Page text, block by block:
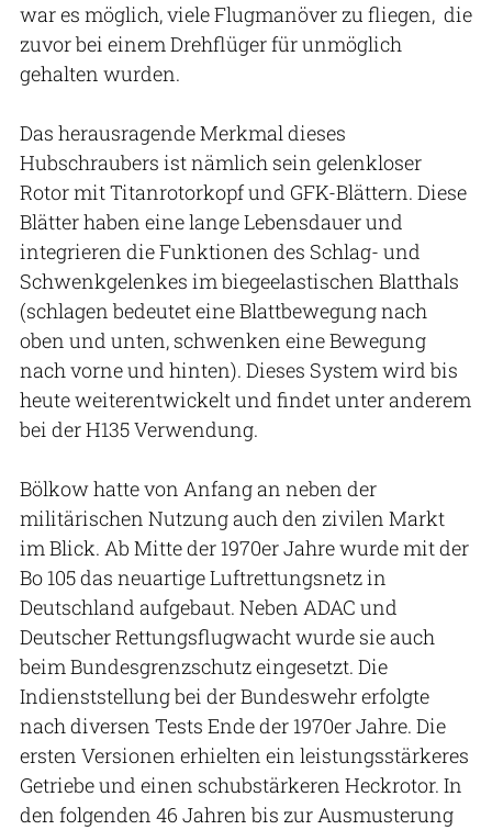
war es möglich, viele Flugmanöver zu fliegen, die
zuvor bei einem Drehflüger für unmöglich
gehalten wurden.
Das herausragende Merkmal dieses
Hubschraubers ist nämlich sein gelenkloser
Rotor mit Titanrotorkopf und GFK-Blättern. Diese
Blätter haben eine lange Lebensdauer und
integrieren die Funktionen des Schlag- und
Schwenkgelenkes im biegeelastischen Blatthals
(schlagen bedeutet eine Blattbewegung nach
oben und unten, schwenken eine Bewegung
nach vorne und hinten). Dieses System wird bis
heute weiterentwickelt und findet unter anderem
bei der H135 Verwendung.
Bölkow hatte von Anfang an neben der
militärischen Nutzung auch den zivilen Markt
im Blick. Ab Mitte der 1970er Jahre wurde mit der
Bo 105 das neuartige Luftrettungsnetz in
Deutschland aufgebaut. Neben ADAC und
Deutscher Rettungsflugwacht wurde sie auch
beim Bundesgrenzschutz eingesetzt. Die
Indienststellung bei der Bundeswehr erfolgte
nach diversen Tests Ende der 1970er Jahre. Die
ersten Versionen erhielten ein leistungsstärkeres
Getriebe und einen schubstärkeren Heckrotor. In
den folgenden 46 Jahren bis zur Ausmusterung